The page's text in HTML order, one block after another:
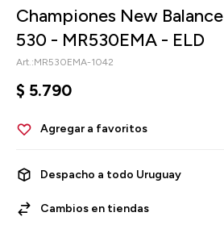
Championes New
530 - MR530EMA - ELD
MR530EMA-1042
$ 5.790
Despacho a todo Uruguay
Cambios en tiendas